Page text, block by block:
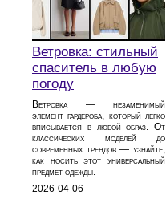
Ветровка: стильный
спаситель в любую
погоду
Ветровка — незаменимый
элемент гардероба, который легко
вписывается в любой образ. От
классических моделей до
современных трендов — узнайте,
как носить этот универсальный
предмет одежды.
2026-04-06